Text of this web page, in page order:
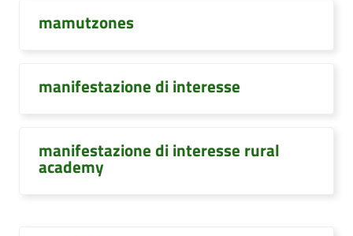
mamutzones
manifestazione di interesse
manifestazione di interesse rural
academy